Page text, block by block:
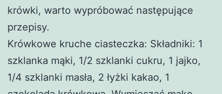
krówki, warto wypróbować następujące
przepisy.
Krówkowe kruche ciasteczka: Składniki: 1
szklanka mąki, 1/2 szklanki cukru, 1 jajko,
1/4 szklanki masła, 2 łyżki kakao, 1